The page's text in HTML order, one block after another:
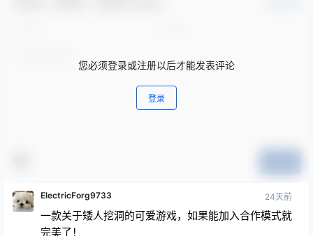
您必须登录或注册以后才能发表评论
登录
ElectricForg9733 24天前
一款关于矮人挖洞的可爱游戏，如果能加入合作模式就
完美了！